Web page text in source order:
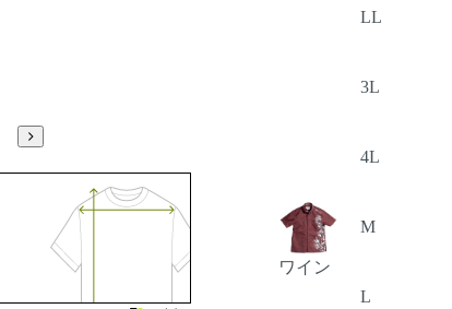
LL
3L
4L
ワイン
M
L